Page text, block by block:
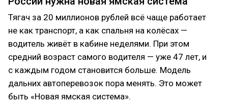
Тягач за 20 миллионов рублей всё чаще работает
не как транспорт, а как спальня на колёсах —
водитель живёт в кабине неделями. При этом
средний возраст самого водителя — уже 47 лет, и
с каждым годом становится больше. Модель
дальних автоперевозок пора менять. Это может
быть «Новая ямская система».